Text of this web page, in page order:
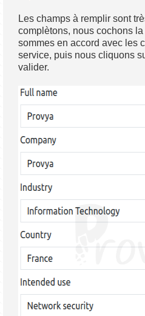
Les champs à remplir sont
complètons, nous cochons
sommes en accord avec les
service, puis nous cliquons
valider.